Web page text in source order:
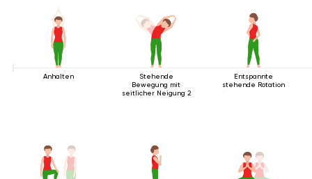
Anhalten
Stehende
Bewegung mit
seitlicher Neigung 2
Entspannte
stehende Rotation